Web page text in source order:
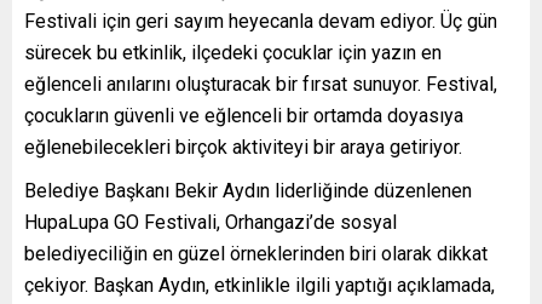
Festivali için geri sayım heyecanla devam ediyor. Üç gün
sürecek bu etkinlik, ilçedeki çocuklar için yazın en
eğlenceli anılarını oluşturacak bir fırsat sunuyor. Festival,
çocukların güvenli ve eğlenceli bir ortamda doyasıya
eğlenebilecekleri birçok aktiviteyi bir araya getiriyor.
Belediye Başkanı Bekir Aydın liderliğinde düzenlenen
HupaLupa GO Festivali, Orhangazi’de sosyal
belediyeciliğin en güzel örneklerinden biri olarak dikkat
çekiyor. Başkan Aydın, etkinlikle ilgili yaptığı açıklamada,